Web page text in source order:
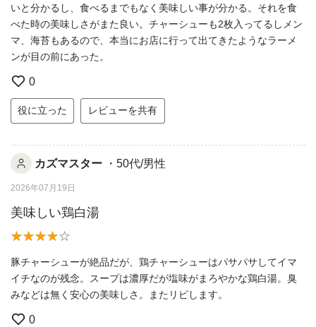
いと分かるし、食べるまでもなく美味しい事が分かる。それを食
べた時の美味しさがまた良い。チャーシューも2枚入ってるしメン
マ、海苔もあるので、本当にお店に行って出てきたようなラーメ
ンが目の前にあった。
0
役に立った レビューを共有
カズマスター ・50代/男性
2026年07月19日
美味しい鶏白湯
豚チャーシューが絶品だが、鶏チャーシューはパサパサしてイマ
イチなのが残念。スープは濃厚だが塩味がまろやかな鶏白湯。臭
みなどは無く安心の美味しさ。またリピします。
0